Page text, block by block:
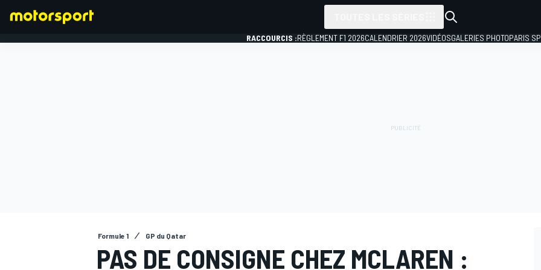
RACCOURCIS :RÈGLEMENT F1 2026CALENDRIER 2026VIDÉOSGALERIES PHOTOPARIS
Formule 1 GP du Qatar
PAS DE CONSIGNE CHEZ MCLAREN :